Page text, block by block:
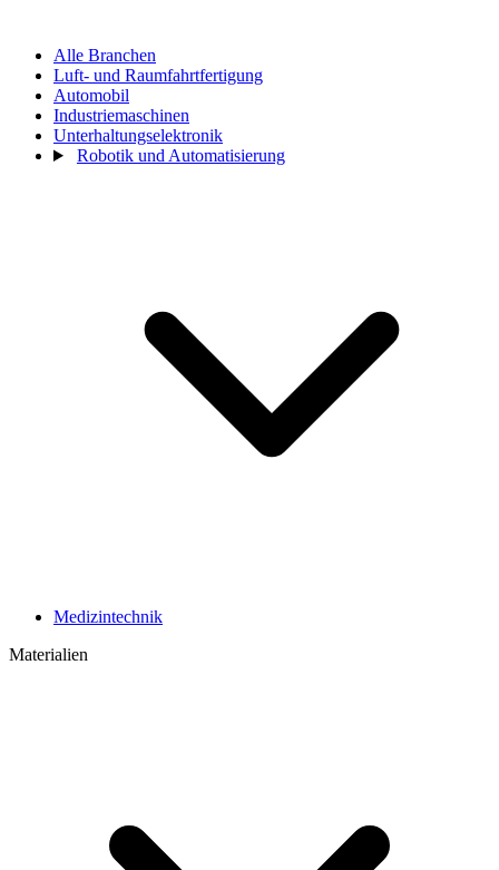
Alle Branchen
Luft- und Raumfahrtfertigung
Automobil
Industriemaschinen
Unterhaltungselektronik
Robotik und Automatisierung
Medizintechnik
Materialien